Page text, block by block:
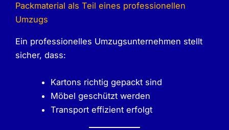
Packmaterial als Teil eines professionellen
Umzugs
Ein professionelles Umzugsunternehmen stellt
sicher, dass:
Kartons richtig gepackt sind
Möbel geschützt werden
Transport effizient erfolgt